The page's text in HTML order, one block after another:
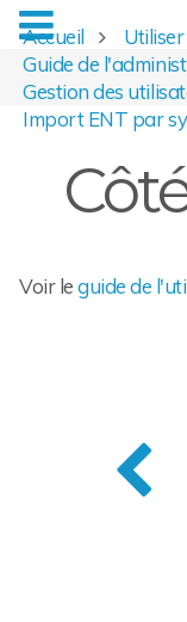
Accueil
Guide de
Gestion des
Import ENT par
Voir leguide de